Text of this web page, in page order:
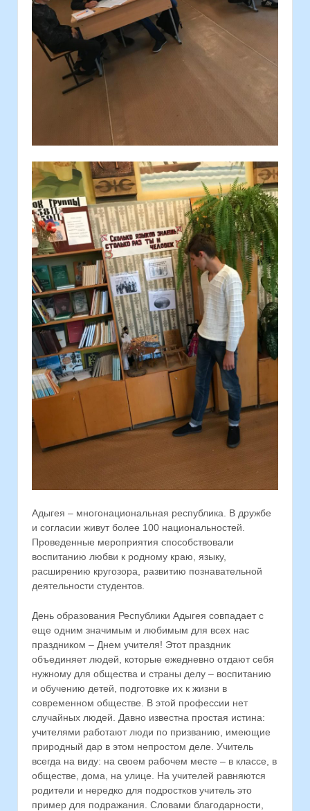
Адыгея – многонациональная республика. В дружбе
и согласии живут более 100 национальностей.
Проведенные мероприятия способствовали
воспитанию любви к родному краю, языку,
расширению кругозора, развитию познавательной
деятельности студентов.
День образования Республики Адыгея совпадает с
еще одним значимым и любимым для всех нас
праздником – Днем учителя! Этот праздник
объединяет людей, которые ежедневно отдают себя
нужному для общества и страны делу – воспитанию
и обучению детей, подготовке их к жизни в
современном обществе. В этой профессии нет
случайных людей. Давно известна простая истина:
учителями работают люди по призванию, имеющие
природный дар в этом непростом деле. Учитель
всегда на виду: на своем рабочем месте – в классе, в
обществе, дома, на улице. На учителей равняются
родители и нередко для подростков учитель это
пример для подражания. Словами благодарности,